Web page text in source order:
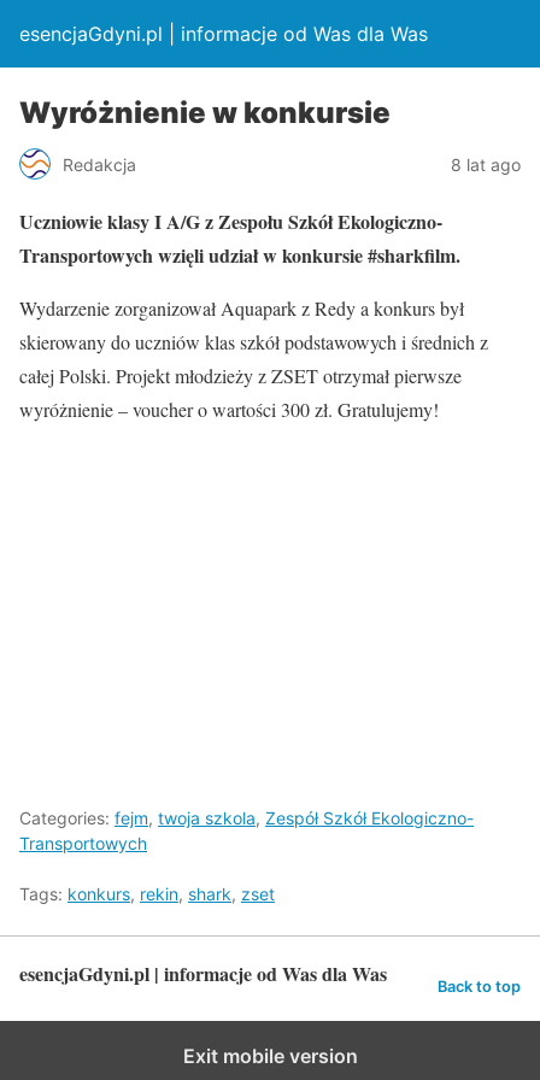
esencjaGdyni.pl | informacje od Was dla Was
Wyróżnienie w konkursie
Redakcja 8 lat ago
Uczniowie klasy I A/G z Zespołu Szkół Ekologiczno-
Transportowych wzięli udział w konkursie #sharkfilm.
Wydarzenie zorganizował Aquapark z Redy a konkurs był
skierowany do uczniów klas szkół podstawowych i średnich z
całej Polski. Projekt młodzieży z ZSET otrzymał pierwsze
wyróżnienie – voucher o wartości 300 zł. Gratulujemy!
Categories: fejm, twoja szkola, Zespół Szkół Ekologiczno-
Transportowych
Tags: konkurs, rekin, shark, zset
esencjaGdyni.pl | informacje od Was dla Was Back to top
Exit mobile version